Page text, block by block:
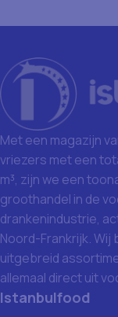
Met een magazijn
vriezers met een
m³, zijn we een
groothandel in de
drankenindustrie,
Noord-Frankrijk. Wij
uitgebreid
allemaal direct uit
Istanbulfood